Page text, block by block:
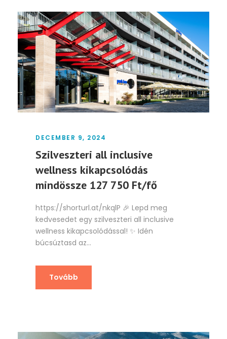
DECEMBER 9, 2024
Szilveszteri all inclusive
wellness kikapcsolódás
mindössze 127 750 Ft/fő
https://shorturl.at/nkqlP 🎉 Lepd meg
kedvesedet egy szilveszteri all inclusive
wellness kikapcsolódással! ✨ Idén
búcsúztasd az...
Tovább